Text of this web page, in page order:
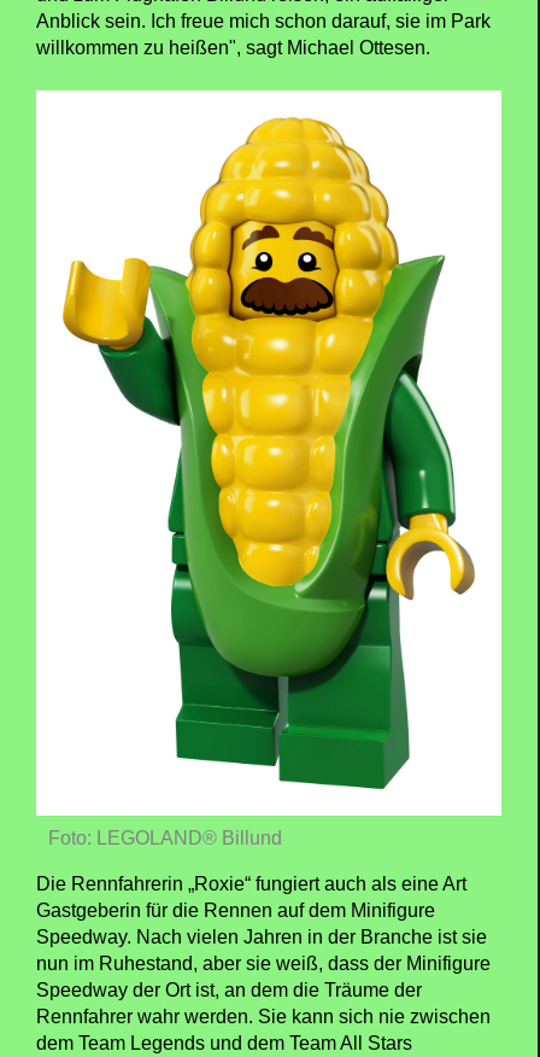
Anblick sein. Ich freue mich schon darauf, sie im Park
willkommen zu heißen", sagt Michael Ottesen.
Foto: LEGOLAND® Billund
Die Rennfahrerin „Roxie“ fungiert auch als eine Art
Gastgeberin für die Rennen auf dem Minifigure
Speedway. Nach vielen Jahren in der Branche ist sie
nun im Ruhestand, aber sie weiß, dass der Minifigure
Speedway der Ort ist, an dem die Träume der
Rennfahrer wahr werden. Sie kann sich nie zwischen
dem Team Legends und dem Team All Stars